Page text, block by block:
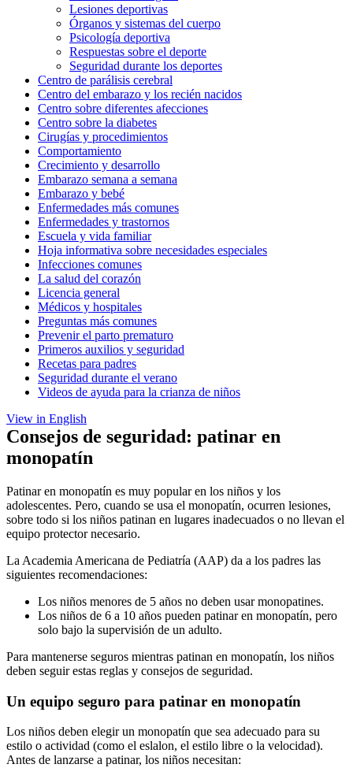
Lesiones deportivas
Órganos y sistemas del cuerpo
Psicología deportiva
Respuestas sobre el deporte
Seguridad durante los deportes
Centro de parálisis cerebral
Centro del embarazo y los recién nacidos
Centro sobre diferentes afecciones
Centro sobre la diabetes
Cirugías y procedimientos
Comportamiento
Crecimiento y desarrollo
Embarazo semana a semana
Embarazo y bebé
Enfermedades más comunes
Enfermedades y trastornos
Escuela y vida familiar
Hoja informativa sobre necesidades especiales
Infecciones comunes
La salud del corazón
Licencia general
Médicos y hospitales
Preguntas más comunes
Prevenir el parto prematuro
Primeros auxilios y seguridad
Recetas para padres
Seguridad durante el verano
Videos de ayuda para la crianza de niños
View in English
Consejos de seguridad: patinar en
monopatín
Patinar en monopatín es muy popular en los niños y los
adolescentes. Pero, cuando se usa el monopatín, ocurren lesiones,
sobre todo si los niños patinan en lugares inadecuados o no llevan el
equipo protector necesario.
La Academia Americana de Pediatría (AAP) da a los padres las
siguientes recomendaciones:
Los niños menores de 5 años no deben usar monopatines.
Los niños de 6 a 10 años pueden patinar en monopatín, pero
solo bajo la supervisión de un adulto.
Para mantenerse seguros mientras patinan en monopatín, los niños
deben seguir estas reglas y consejos de seguridad.
Un equipo seguro para patinar en monopatín
Los niños deben elegir un monopatín que sea adecuado para su
estilo o actividad (como el eslalon, el estilo libre o la velocidad).
Antes de lanzarse a patinar, los niños necesitan: